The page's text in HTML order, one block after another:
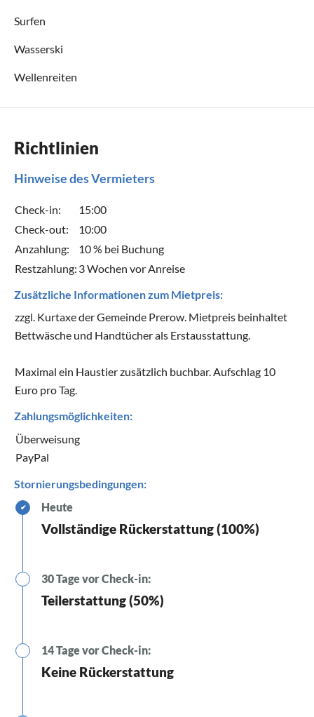
Surfen
Wasserski
Wellenreiten
Richtlinien
Hinweise des Vermieters
Check-in:
15:00
Check-out:
10:00
Anzahlung:
10 % bei Buchung
Restzahlung: 3 Wochen vor Anreise
Zusätzliche Informationen zum Mietpreis:
zzgl. Kurtaxe der Gemeinde Prerow. Mietpreis beinhaltet
Bettwäsche und Handtücher als Erstausstattung.
Maximal ein Haustier zusätzlich buchbar. Aufschlag 10
Euro pro Tag.
Zahlungsmöglichkeiten:
Überweisung
PayPal
Stornierungsbedingungen:
✔ Heute
Vollständige Rückerstattung (100%)
30 Tage vor Check-in:
Teilerstattung (50%)
14 Tage vor Check-in:
Keine Rückerstattung